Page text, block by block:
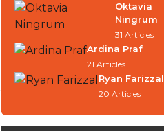
Oktavia
Ningrum
31 Articles
Ardina Praf
21 Articles
Ryan Farizzal
20 Articles